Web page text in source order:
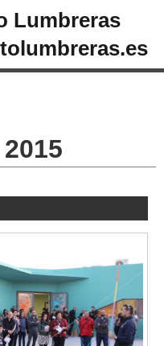
Lumbreras